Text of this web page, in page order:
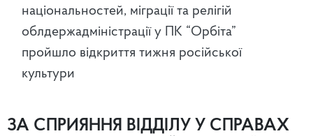
національностей, міграції та релігій
облдержадміністрації у ПК “Орбіта”
пройшло відкриття тижня російської
культури
ЗА СПРИЯННЯ ВІДДІЛУ У СПРАВАХ